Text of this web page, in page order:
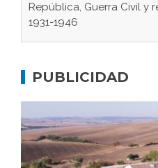
República, Guerra Civil y
1931-1946
concentración nazis
Bornos
El Frente Popular.
PUBLICIDAD